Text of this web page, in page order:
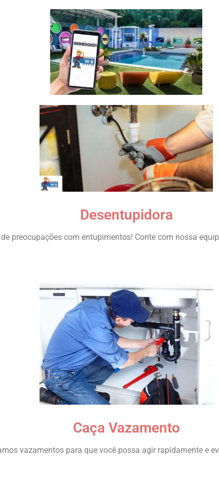
Desentupidora
de preocupações com entupimentos! Conte com nossa
Caça Vazamento
vazamentos para que você possa agir rapidamente e